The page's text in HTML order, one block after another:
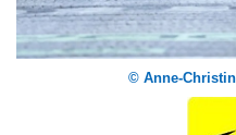
© Anne-